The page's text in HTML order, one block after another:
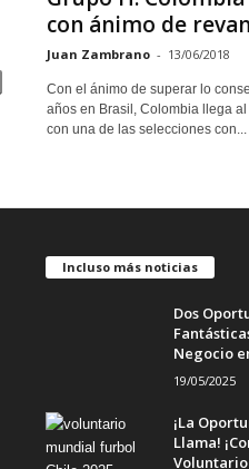
con ánimo de
Juan Zambrano - 13/06/2018
Con el ánimo de superar lo
años en Brasil, Colombia llega
con una de las selecciones con...
Incluso más noticias
Dos
Negocio
19/05/2025
¡La
Llama!